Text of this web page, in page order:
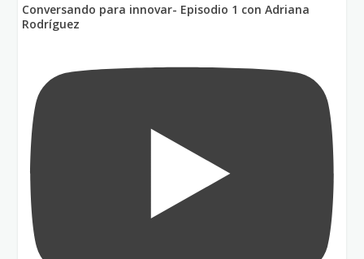
Conversando para innovar- Episodio 1 con Adriana
Rodríguez